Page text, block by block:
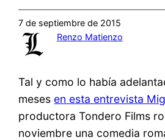
7 de septiembre de 2015
Renzo Matienzo
Tal y como lo había
meses en esta entrevista
productora Tondero Films
noviembre una comedia